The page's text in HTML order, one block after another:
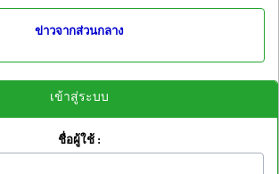
ข่าวจากส่วนกลาง
เข้าสู่ระบบ
ชื่อผู้ใช้ :